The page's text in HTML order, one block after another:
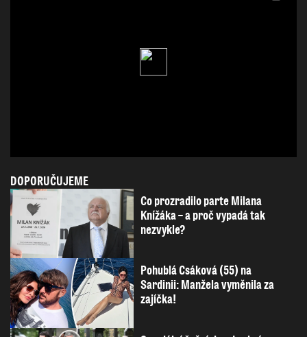
DOPORUČUJEME
Co prozradilo parte Milana
Knížáka – a proč vypadá tak
nezvykle?
Pohublá Csáková (55) na
Sardinii: Manžela vyměnila za
zajíčka!